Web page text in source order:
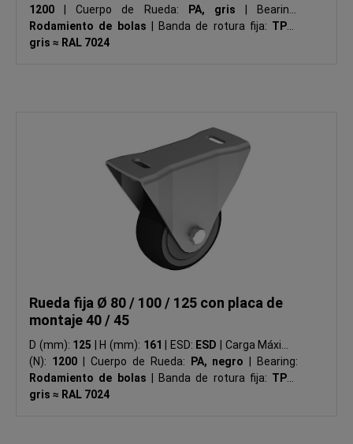
1200
Cuerpo de Rueda: PA, gris
Bearing:
Rodamiento de bolas
Banda de rotura fija: TPU,
gris ≈ RAL 7024
Rueda fija Ø 80 / 100 / 125 con placa de
montaje 40 / 45
D (mm): 125 H (mm): 161 ESD: ESD
Carga Máxima
(N): 1200 Cuerpo de Rueda: PA, negro
Bearing:
Rodamiento de bolas
Banda de rotura fija: TPU,
gris ≈ RAL 7024